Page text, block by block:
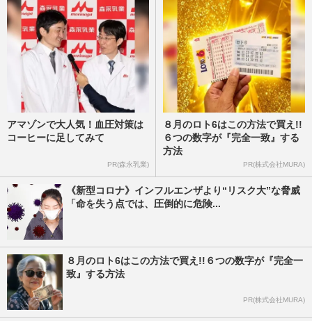
アマゾンで大人気！血圧対策は
コーヒーに足してみて
PR(森永乳業)
８月のロト6はこの方法で買え!!
６つの数字が『完全一致』する
方法
PR(株式会社MURA)
《新型コロナ》インフルエンザより“リスク大”な脅威
「命を失う点では、圧倒的に危険...
８月のロト6はこの方法で買え!!６つの数字が『完全一
致』する方法
PR(株式会社MURA)